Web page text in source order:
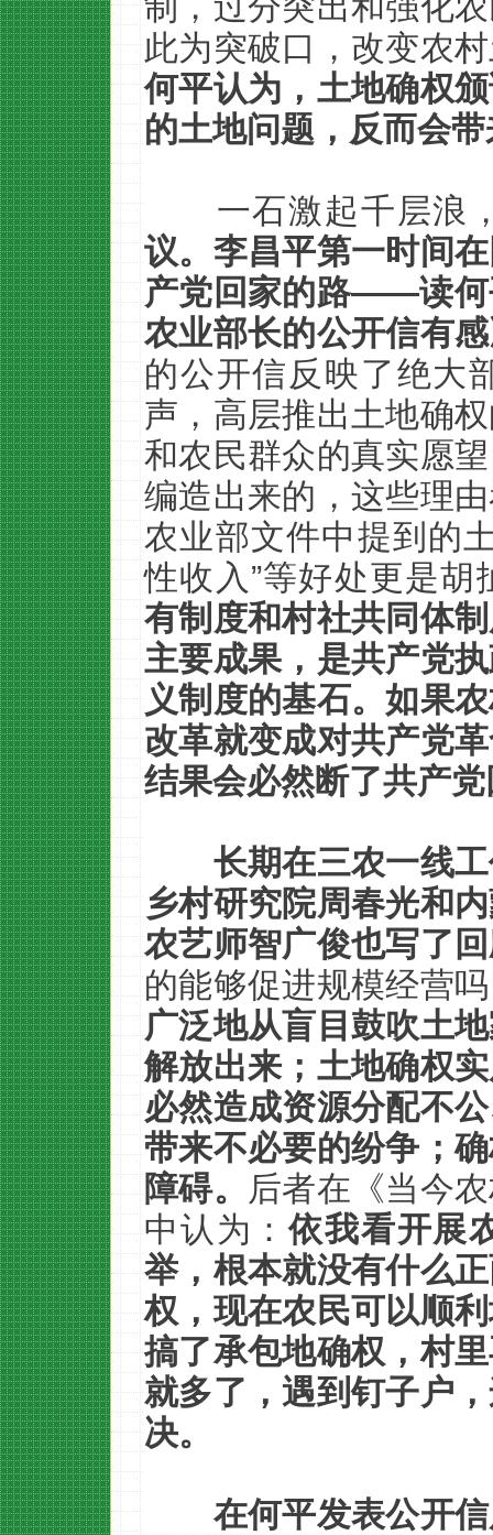
此为突破口，改变农
何平认为，土地确权
的土地问题，反而会
一石激起千层浪
议。李昌平第一时间
产党回家的路——读何
农业部长的公开信有
的公开信反映了绝大
声，高层推出土地确
和农民群众的真实愿
编造出来的，这些理
农业部文件中提到的
性收入”等好处更是胡
有制度和村社共同体
主要成果，是共产党
义制度的基石。如果
改革就变成对共产党
结果会必然断了共产
长期在三农一线
乡村研究院周春光和
农艺师智广俊也写了
的能够促进规模经营
广泛地从盲目鼓吹土
解放出来；土地确权
必然造成资源分配不
带来不必要的纷争；
障碍。 后者在《当今
中认为：依我看开展
举，根本就没有什么
权，现在农民可以顺
搞了承包地确权，村
就多了，遇到钉子户
决。
在何平发表公开